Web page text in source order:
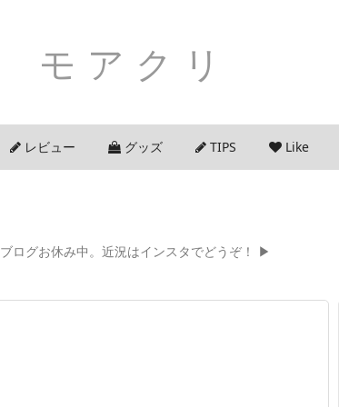
モアクリ
レビュー グッズ TIPS Like
ブログお休み中。近況はインスタでどうぞ！ ▶